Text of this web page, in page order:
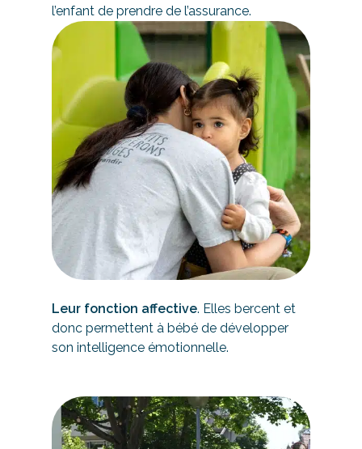
l’enfant de prendre de l’assurance.
Leur fonction affective. Elles bercent et
donc permettent à bébé de développer
son intelligence émotionnelle.